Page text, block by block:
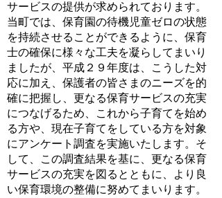
サービスの提供が求められております。
当町では、保育園の待機児童ゼロの状態
を持続させることができるように、保育
士の確保に様々な工夫を凝らしてまいり
ましたが、平成２９年度は、こうした対
応に加え、保護者の皆さまのニーズを的
確に把握し、更なる保育サービスの充実
につなげるため、これから子育てを始め
る方や、現在子育てをしている方を対象
にアンケート調査を実施いたします。そ
して、この調査結果を基に、更なる保育
サービスの充実を図るとともに、より良
い保育環境の整備に努めてまいります。